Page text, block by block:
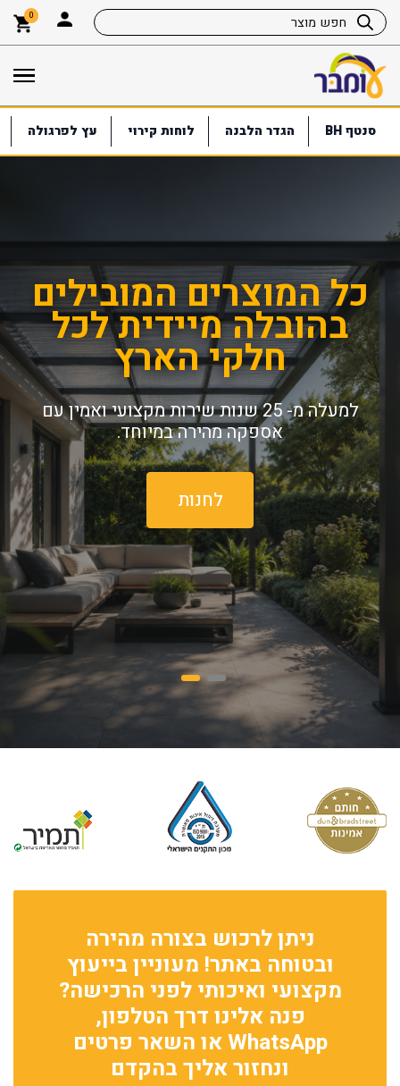
0
סנטף BH הגדר הלבנה לוחות קירוי עץ לפרגולה
עומבר – הבית המקצועי
לפתרונות פלסטיקה
איכותיים
סנטף BH, איזי גלייז, פוליגל, גדר לבנה, פרגולות,
גזיבואים, גגונים ועוד מגוון מוצרים להזמנה אונליין.
עומבר המשווקת המורשית של היצרניות הגדולות
ביותר בתחום – פלרם ופלסקולייט.
לחנות
ניתן לרכוש בצורה מהירה
ובטוחה באתר! מעוניין בייעוץ
מקצועי ואיכותי לפני הרכישה?
פנה אלינו דרך הטלפון,
WhatsApp או השאר פרטים
ונחזור אליך בהקדם